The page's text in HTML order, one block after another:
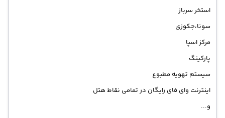
استخر سرباز
سونا،جکوزی
مرکز اسپا
پارکینگ
سیستم تهویه مطبوع
اینترنت وای فای رایگان در تمامی نقاط هتل
و...